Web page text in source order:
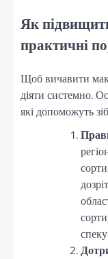
Як
практичні
Щоб вичавити
діяти системно.
які допоможуть